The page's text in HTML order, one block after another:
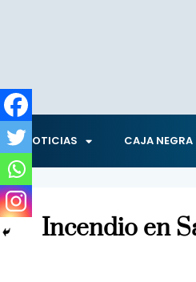
NOTICIAS CAJA NEGRA
Incendio en